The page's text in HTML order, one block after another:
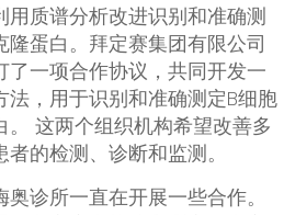
用质谱分析改进识别和准确测
蛋白。拜定赛集团有限公司
了一项合作协议，共同开发一
法，用于识别和准确测定B细胞
。 这两个组织机构希望改善多
的检测、诊断和监测。
诊所一直在开展一些合作。